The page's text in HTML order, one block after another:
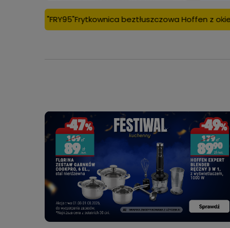
beztłuszczowa Hoffen z okienkiem, 5l za 95 zł tylko